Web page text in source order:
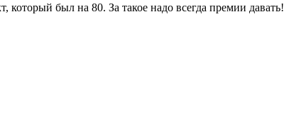
который был на 80. За такое надо всегда премии давать!